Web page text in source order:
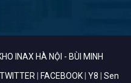
INAX HÀ NỘI - BÙI MINH
TWITTER FACEBOOK Y8 Sen